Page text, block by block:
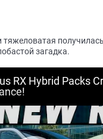
загадка.
RX Hybrid Packs